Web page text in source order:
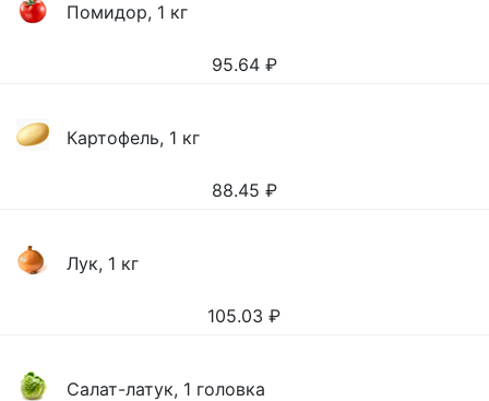
Помидор, 1 кг
95.64 ₽
Картофель, 1 кг
88.45 ₽
Лук, 1 кг
105.03 ₽
Салат-латук, 1 головка